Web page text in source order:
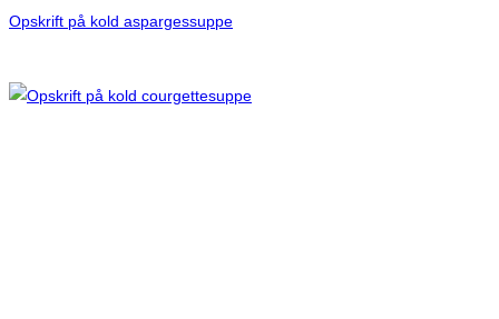
Opskrift på kold aspargessuppe